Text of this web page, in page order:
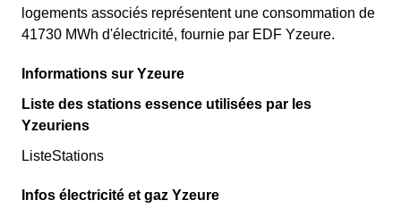
logements associés représentent une consommation de
41730 MWh d'électricité, fournie par EDF Yzeure.
Informations sur Yzeure
Liste des stations essence utilisées par les
Yzeuriens
ListeStations
Infos électricité et gaz Yzeure